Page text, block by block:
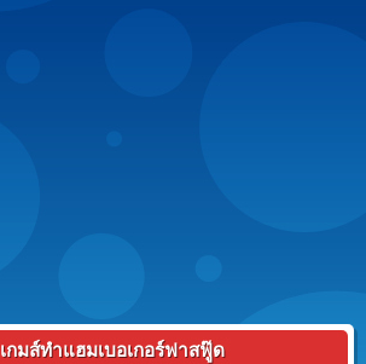
เกมส์ทำแฮมเบอเกอร์ฟาสฟู๊ด